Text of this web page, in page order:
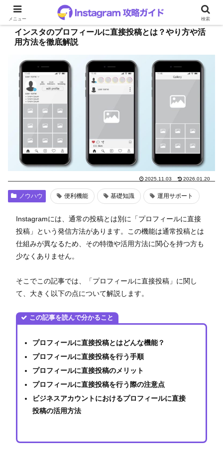
インスタのプロフィールに直接投稿とは？やり方や活
用方法を徹底解説
2025.11.03 2026.01.20
ノウハウ 便利機能 基礎知識 運用サポート
Instagramには、通常の投稿とは別に「プロフィールに直接
投稿」という発信方法があります。この機能は通常投稿とは
仕組みが異なるため、その特徴や活用方法に関心を持つ方も
少なくありません。
そこでこの記事では、「プロフィールに直接投稿」に関し
て、大きく以下の点について解説します。
この記事を読んで分かること
プロフィールに直接投稿とはどんな機能？
プロフィールに直接投稿を行う手順
プロフィールに直接投稿のメリット
プロフィールに直接投稿を行う際の注意点
ビジネスアカウントにおけるプロフィールに直接
投稿の活用方法
メニュー 検索